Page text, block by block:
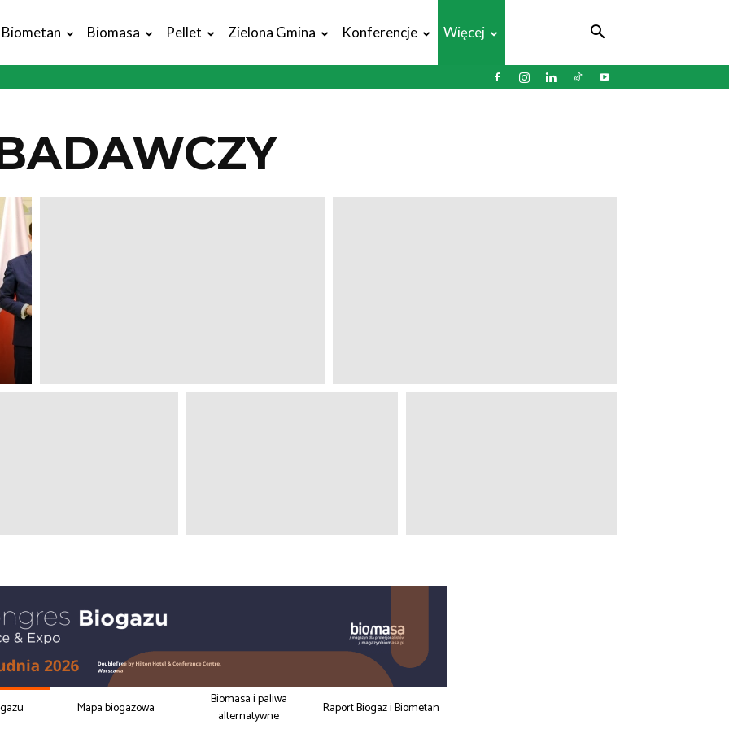
Biometan Biomasa Pellet Zielona Gmina Konferencje Więcej
Mapa biogazowa
Biomasa i paliwa
alternatywne
Raport Biogaz i Biometan